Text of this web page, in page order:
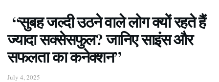
“सुबह जल्दी उठने वाले लोग क्यों रहते हैं
ज्यादा सक्सेसफुल? जानिए साइंस और
सफलता का कनेक्शन”
July 4, 2025